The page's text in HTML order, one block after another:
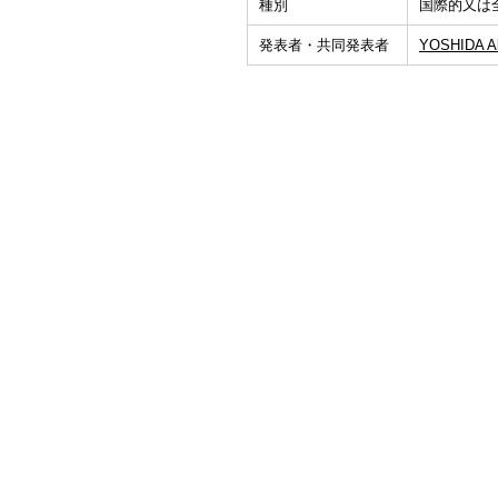
種別 国際的又は
発表者・共同発表者 YOSHIDA